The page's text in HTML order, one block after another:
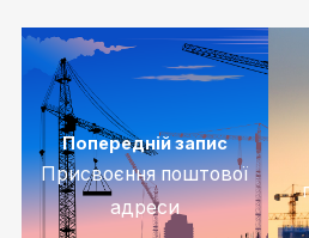
Попередній запис
Присвоєння поштової
адреси